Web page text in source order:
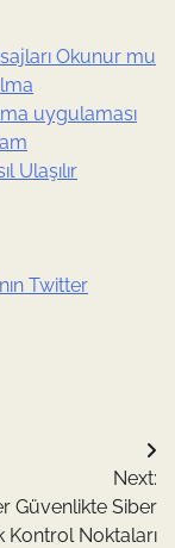
Okunur mu
uygulaması
Ulaşılır
Twitter
Next:
Güvenlikte Siber
Kontrol Noktaları